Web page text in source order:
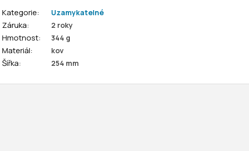
Kategorie: Uzamykatelné
Záruka: 2 roky
Hmotnost: 344 g
Materiál: kov
Šířka: 254 mm